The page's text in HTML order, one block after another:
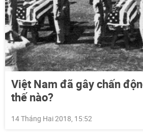
Việt Nam đã gây chấn
thế nào?
14 Tháng Hai 2018, 15:52